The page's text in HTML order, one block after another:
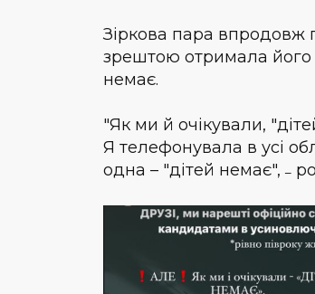
Зіркова пара впродовж
зрештою отримала його
немає.
"Як ми й очікували,
Я телефонувала в усі
одна – "дітей немає", –